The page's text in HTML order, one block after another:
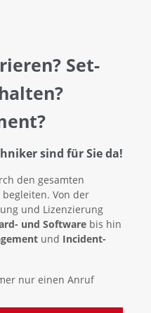
Set-
sind für Sie da!
den gesamten
Von der
und Lizenzierung
und Software bis hin
und Incident-
nur einen Anruf